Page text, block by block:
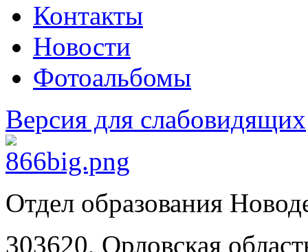
Контакты
Новости
Фотоальбомы
Версия для слабовидящих
Отдел образования
303620, Орловская